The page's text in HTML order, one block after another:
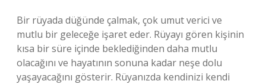
Bir rüyada düğünde çalmak, çok umut verici ve
mutlu bir geleceğe işaret eder. Rüyayı gören kişinin
kısa bir süre içinde beklediğinden daha mutlu
olacağını ve hayatının sonuna kadar neşe dolu
yaşayacağını gösterir. Rüyanızda kendinizi kendi